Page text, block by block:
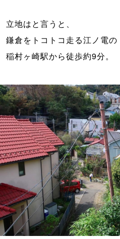
立地はと言うと、
鎌倉をトコトコ走る江ノ電の